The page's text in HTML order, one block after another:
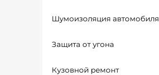
Шумоизоляция автомобиля
Защита от угона
Кузовной ремонт